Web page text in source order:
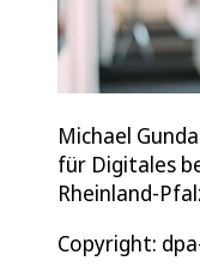
Michael
für Digitales
Rheinland-
Copyright: